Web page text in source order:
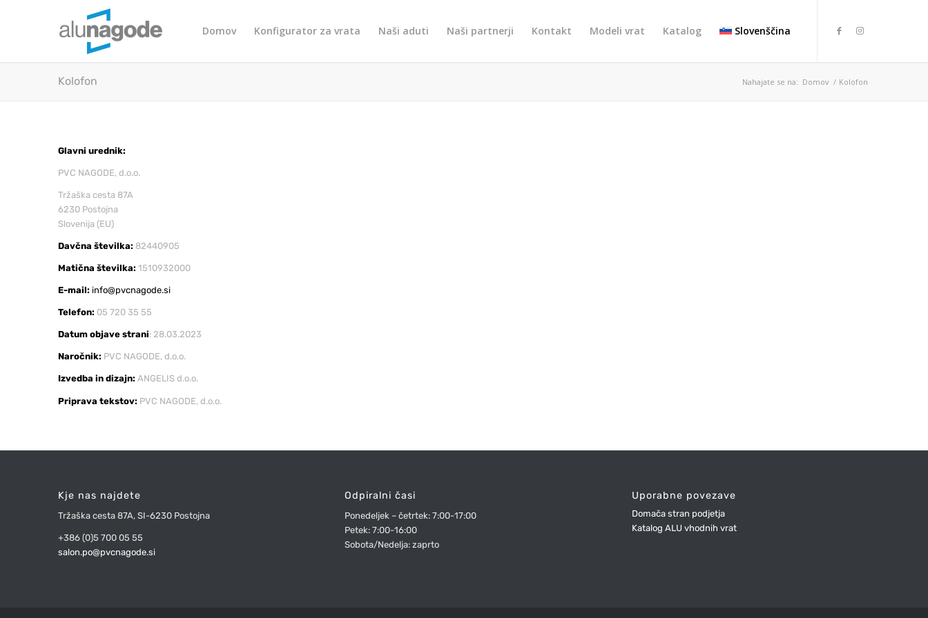
Domov Konfigurator za vrata Naši aduti Naši partnerji Kontakt Modeli vrat Katalog Slovenščina
Kolofon Nahajate se na: Domov / Kolofon
Glavni urednik:
PVC NAGODE, d.o.o.
Tržaška cesta 87A
6230 Postojna
Slovenija (EU)
Davčna številka: 82440905
Matična številka: 1510932000
E-mail: info@pvcnagode.si
Telefon: 05 720 35 55
Datum objave strani: 28.03.2023
Naročnik: PVC NAGODE, d.o.o.
Izvedba in dizajn: ANGELIS d.o.o.
Priprava tekstov: PVC NAGODE, d.o.o.
Kje nas najdete
Tržaška cesta 87A, SI-6230 Postojna
+386 (0)5 700 05 55
salon.po@pvcnagode.si
Odpiralni časi
Ponedeljek – četrtek: 7:00-17:00
Petek: 7:00-16:00
Sobota/Nedelja: zaprto
Uporabne povezave
Domača stran podjetja
Katalog ALU vhodnih vrat